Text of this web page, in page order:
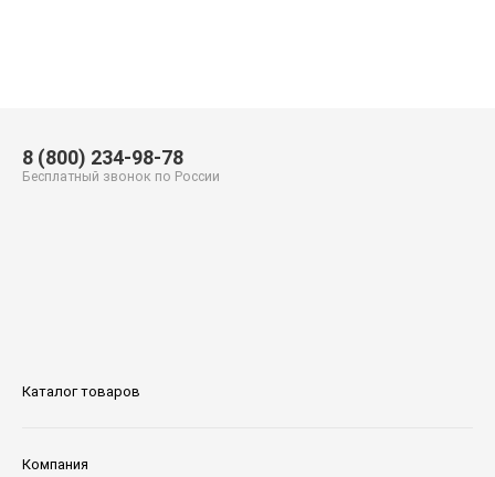
Каталог товаров
Компания
8 (800) 234-98-78
Бесплатный звонок по России